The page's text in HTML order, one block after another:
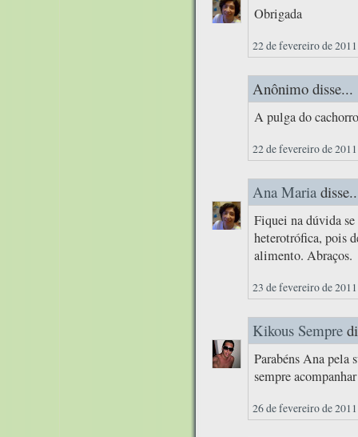
Obrigada
22 de fevereiro de
Anônimo disse...
A pulga do
22 de fevereiro de
Ana Maria
Fiquei na dúvida
heterotrófica, pois
alimento. Abraços.
23 de fevereiro de
Kikous Sempre
Parabéns Ana pela
sempre
26 de fevereiro de